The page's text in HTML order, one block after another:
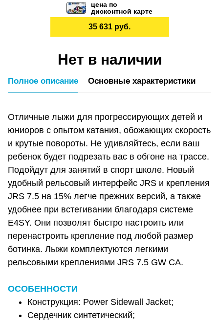
цена по
дисконтной карте
35 631 руб.
Нет в наличии
Полное описание Основные характеристики
Отличные лыжи для прогрессирующих детей и
юниоров с опытом катания, обожающих скорость
и крутые повороты. Не удивляйтесь, если ваш
ребенок будет подрезать вас в обгоне на трассе.
Подойдут для занятий в спорт школе. Новый
удобный рельсовый интерфейс JRS и крепления
JRS 7.5 на 15% легче прежних версий, а также
удобнее при встегивании благодаря системе
E4SY. Они позволят быстро настроить или
перенастроить крепление под любой размер
ботинка. Лыжи комплектуются легкими
рельсовыми креплениями JRS 7.5 GW CA.
ОСОБЕННОСТИ
Конструкция: Power Sidewall Jacket;
Сердечник синтетический;